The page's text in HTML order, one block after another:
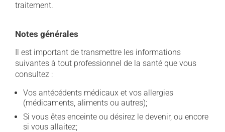
traitement.
Notes générales
Il est important de transmettre les informations
suivantes à tout professionnel de la santé que vous
consultez :
Vos antécédents médicaux et vos allergies
(médicaments, aliments ou autres);
Si vous êtes enceinte ou désirez le devenir, ou encore
si vous allaitez;